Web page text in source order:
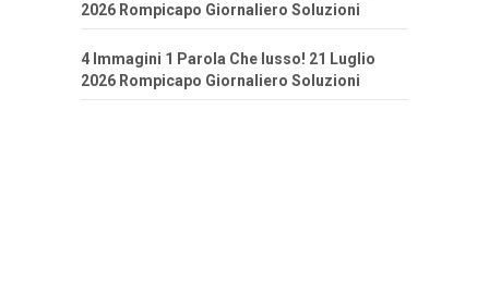
2026 Rompicapo Giornaliero Soluzioni
4 Immagini 1 Parola Che lusso! 21 Luglio
2026 Rompicapo Giornaliero Soluzioni